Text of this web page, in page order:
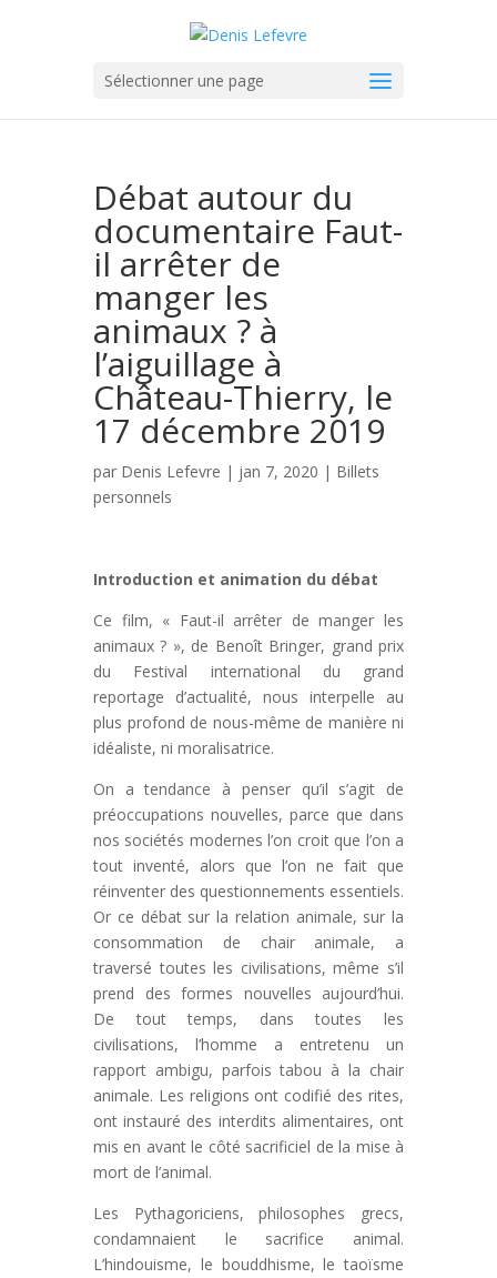
Sélectionner une page
Débat autour du
documentaire Faut-
il arrêter de
manger les
animaux ? à
l’aiguillage à
Château-Thierry, le
17 décembre 2019
par Denis Lefevre | jan 7, 2020 | Billets
personnels
Introduction et animation du débat
Ce film, « Faut-il arrêter de manger les
animaux ? », de Benoît Bringer, grand prix
du Festival international du grand
reportage d’actualité, nous interpelle au
plus profond de nous-même de manière ni
idéaliste, ni moralisatrice.
On a tendance à penser qu’il s’agit de
préoccupations nouvelles, parce que dans
nos sociétés modernes l’on croit que l’on a
tout inventé, alors que l’on ne fait que
réinventer des questionnements essentiels.
Or ce débat sur la relation animale, sur la
consommation de chair animale, a
traversé toutes les civilisations, même s’il
prend des formes nouvelles aujourd’hui.
De tout temps, dans toutes les
civilisations, l’homme a entretenu un
rapport ambigu, parfois tabou à la chair
animale. Les religions ont codifié des rites,
ont instauré des interdits alimentaires, ont
mis en avant le côté sacrificiel de la mise à
mort de l’animal.
Les Pythagoriciens, philosophes grecs,
condamnaient le sacrifice animal.
L’hindouisme, le bouddhisme, le taoïsme